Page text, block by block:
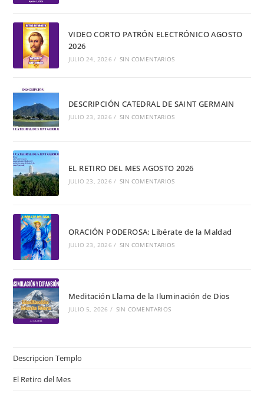
VIDEO CORTO PATRÓN ELECTRÓNICO AGOSTO
2026
JULIO 24, 2026 / SIN COMENTARIOS
DESCRIPCIÓN CATEDRAL DE SAINT GERMAIN
JULIO 23, 2026 / SIN COMENTARIOS
EL RETIRO DEL MES AGOSTO 2026
JULIO 23, 2026 / SIN COMENTARIOS
ORACIÓN PODEROSA: Libérate de la Maldad
JULIO 23, 2026 / SIN COMENTARIOS
Meditación Llama de la Iluminación de Dios
JULIO 5, 2026 / SIN COMENTARIOS
Descripcion Templo
El Retiro del Mes